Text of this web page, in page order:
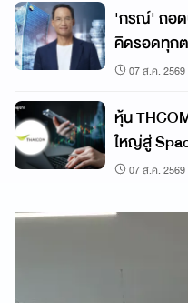
'กรณ์' ถอด
คิดรอดทุก
วินัยคือกุญแ
07 ส.ค. 2569
หุ้น
ใหญ่สู่
ราคายังมีอั
07 ส.ค. 2569